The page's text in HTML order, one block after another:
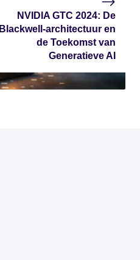
NVIDIA GTC 2024: De
Blackwell-architectuur en
de Toekomst van
Generatieve AI